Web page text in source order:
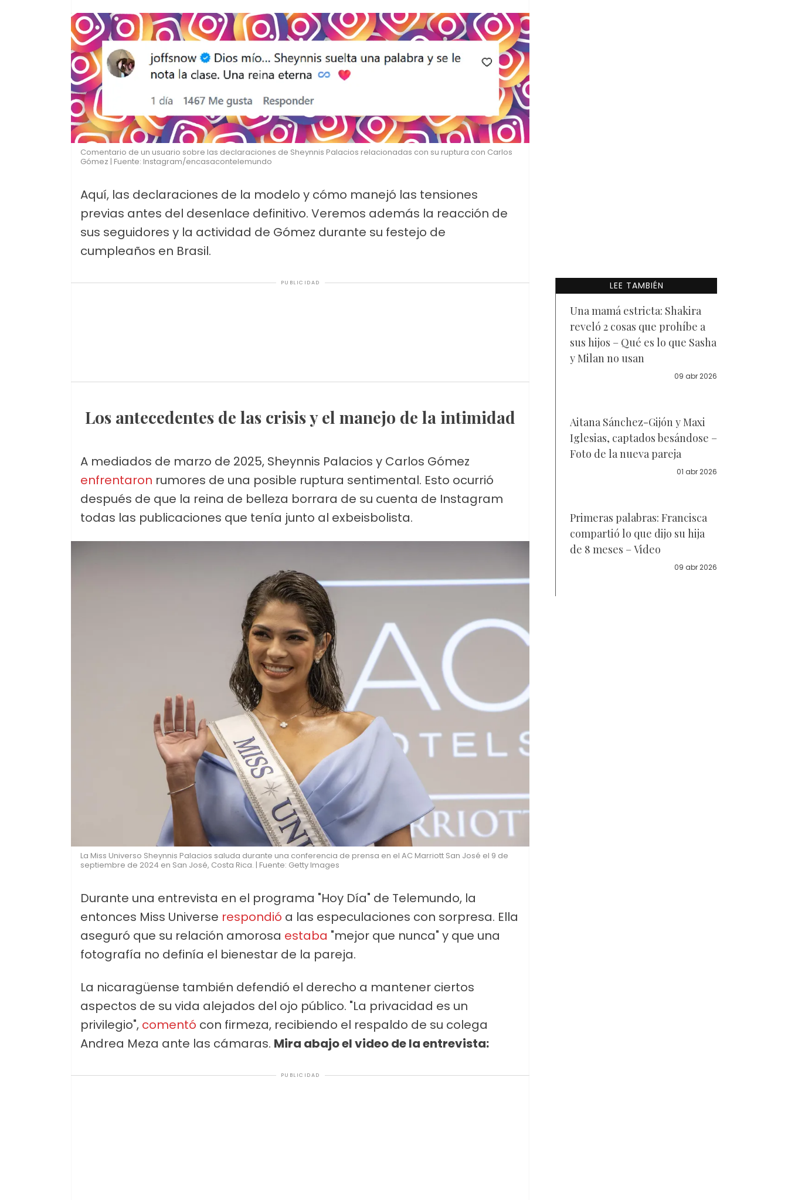
Comentario de un usuario sobre las declaraciones de Sheynnis Palacios relacionadas con su ruptura con Carlos
Gómez | Fuente: Instagram/encasacontelemundo
Aquí, las declaraciones de la modelo y cómo manejó las tensiones
previas antes del desenlace definitivo. Veremos además la reacción de
sus seguidores y la actividad de Gómez durante su festejo de
cumpleaños en Brasil.
PUBLICIDAD
Los antecedentes de las crisis y el manejo de la intimidad
A mediados de marzo de 2025, Sheynnis Palacios y Carlos Gómez
enfrentaron rumores de una posible ruptura sentimental. Esto ocurrió
después de que la reina de belleza borrara de su cuenta de Instagram
todas las publicaciones que tenía junto al exbeisbolista.
La Miss Universo Sheynnis Palacios saluda durante una conferencia de prensa en el AC Marriott San José el 9 de
septiembre de 2024 en San José, Costa Rica. | Fuente: Getty Images
Durante una entrevista en el programa "Hoy Día" de Telemundo, la
entonces Miss Universe respondió a las especulaciones con sorpresa. Ella
aseguró que su relación amorosa estaba "mejor que nunca" y que una
fotografía no definía el bienestar de la pareja.
La nicaragüense también defendió el derecho a mantener ciertos
aspectos de su vida alejados del ojo público. "La privacidad es un
privilegio", comentó con firmeza, recibiendo el respaldo de su colega
Andrea Meza ante las cámaras. Mira abajo el video de la entrevista:
PUBLICIDAD
LEE TAMBIÉN
Una mamá estricta: Shakira
reveló 2 cosas que prohíbe a
sus hijos – Qué es lo que Sasha
y Milan no usan
09 abr 2026
Aitana Sánchez-Gijón y Maxi
Iglesias, captados besándose –
Foto de la nueva pareja
01 abr 2026
Primeras palabras: Francisca
compartió lo que dijo su hija
de 8 meses – Video
09 abr 2026